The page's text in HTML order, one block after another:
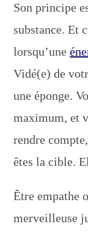
Son principe
substance. Et
lorsqu’une
Vidé(e) de
une éponge.
maximum, et
rendre
êtes la cible.
Être empathe
merveilleuse